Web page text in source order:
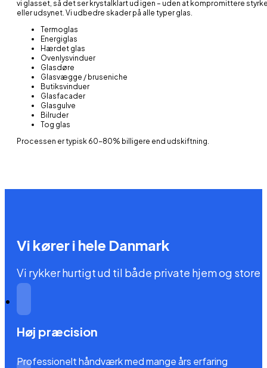
vi glasset, så det ser krystalklart ud igen – uden at kompromittere
eller udsynet. Vi udbedre skader på alle typer glas.
Termoglas
Energiglas
Hærdet glas
Ovenlysvinduer
Glasdøre
Glasvægge / bruseniche
Butiksvinduer
Glasfacader
Glasgulve
Bilruder
Tog glas
Processen er typisk 60-80% billigere end udskiftning.
Vi kører i hele Danmark
Vi rykker hurtigt ud til både private hjem og
Høj præcision
Professionelt håndværk med mange års erfaring